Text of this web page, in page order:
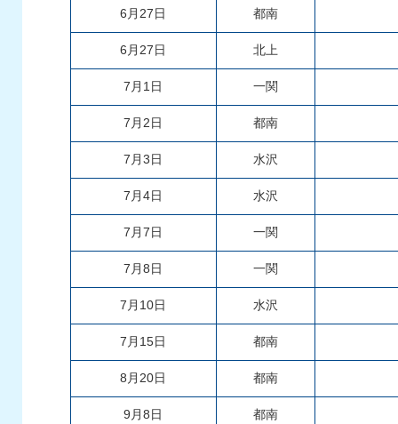
6月27日 都南
6月27日 北上
7月1日 一関
7月2日 都南
7月3日 水沢
7月4日 水沢
7月7日 一関
7月8日 一関
7月10日 水沢
7月15日 都南
8月20日 都南
9月8日 都南